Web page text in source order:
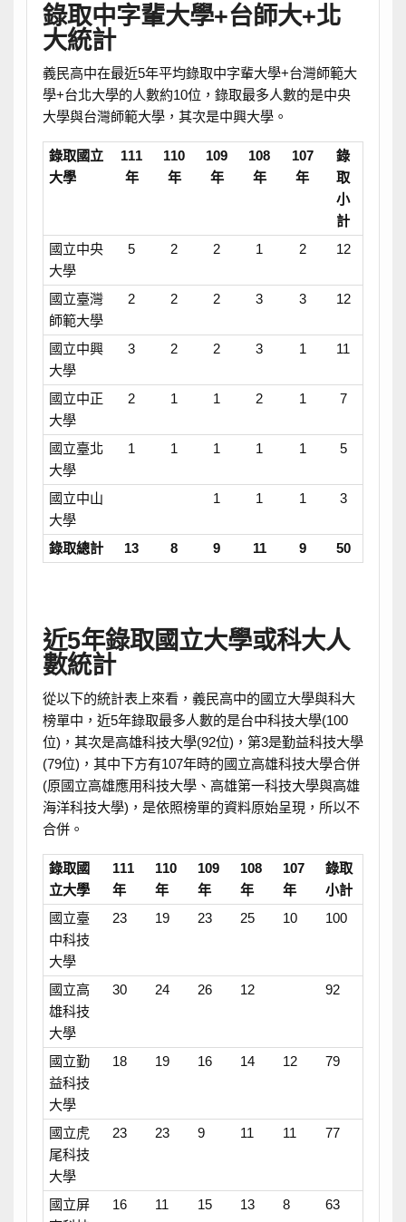
錄取中字輩大學+台師大+北
大統計
義民高中在最近5年平均錄取中字輩大學+台灣師範大
學+台北大學的人數約10位，錄取最多人數的是中央
大學與台灣師範大學，其次是中興大學。
錄取國立
大學
111
年
110
年
109
年
108
年
107
年
錄
取
小
計
國立中央
大學
5 2 2 1 2 12
國立臺灣
師範大學
2 2 2 3 3 12
國立中興
大學
3 2 2 3 1 11
國立中正
大學
2 1 1 2 1 7
國立臺北
大學
1 1 1 1 1 5
國立中山
大學
1 1 1 3
錄取總計 13 8 9 11 9 50
近5年錄取國立大學或科大人
數統計
從以下的統計表上來看，義民高中的國立大學與科大
榜單中，近5年錄取最多人數的是台中科技大學(100
位)，其次是高雄科技大學(92位)，第3是勤益科技大學
(79位)，其中下方有107年時的國立高雄科技大學合併
(原國立高雄應用科技大學、高雄第一科技大學與高雄
海洋科技大學)，是依照榜單的資料原始呈現，所以不
合併。
錄取國
立大學
111
年
110
年
109
年
108
年
107
年
錄取
小計
國立臺
中科技
大學
23 19 23 25 10 100
國立高
雄科技
大學
30 24 26 12 92
國立勤
益科技
大學
18 19 16 14 12 79
國立虎
尾科技
大學
23 23 9 11 11 77
國立屏
16 11 15 13 8 63